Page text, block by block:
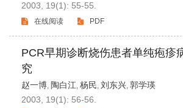
2003, 19(1): 55-55.
在线阅读 PDF
PCR早期诊断烧伤患者单纯疱疹
究
赵一博, 陶白江, 杨民, 刘东兴, 郭学瑛
2003, 19(1): 56-56.